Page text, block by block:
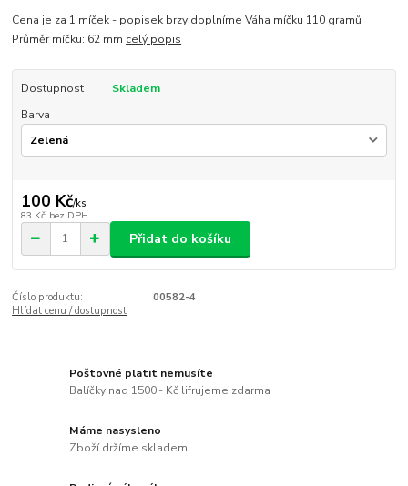
Cena je za 1 míček - popisek brzy doplníme Váha míčku 110 gramů
Průměr míčku: 62 mm celý popis
Dostupnost
Skladem
Barva
100 Kč/ks
83 Kč bez DPH
Přidat do košíku
Číslo produktu:
00582-4
Hlídat cenu / dostupnost
Poštovné platit nemusíte
Balíčky nad 1500,- Kč lifrujeme zdarma
Máme nasysleno
Zboží držíme skladem